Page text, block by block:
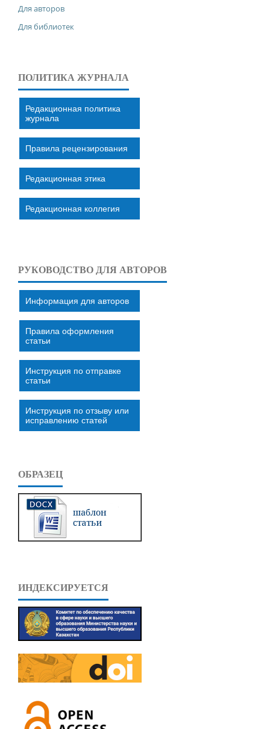
Для авторов
Для библиотек
ПОЛИТИКА ЖУРНАЛА
Редакционная политика
журнала
Правила рецензирования
Редакционная этика
Редакционная коллегия
РУКОВОДСТВО ДЛЯ АВТОРОВ
Информация для авторов
Правила оформления
статьи
Инструкция по отправке
статьи
Инструкция по отзыву или
исправлению статей
ОБРАЗЕЦ
ИНДЕКСИРУЕТСЯ